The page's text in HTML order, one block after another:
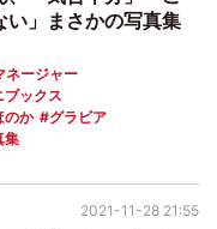
い」まさかの写真集
ネージャー
ブックス
のか
グラビア
集
2021-11-28 21:55